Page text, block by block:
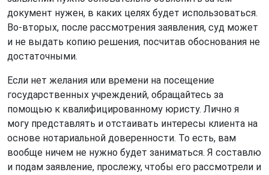
документ нужен, в каких целях будет использоваться.
Во-вторых, после рассмотрения заявления, суд может
и не выдать копию решения, посчитав обоснования не
достаточными.
Если нет желания или времени на посещение
государственных учреждений, обращайтесь за
помощью к квалифицированному юристу. Лично я
могу представлять и отстаивать интересы клиента на
основе нотариальной доверенности. То есть, вам
вообще ничем не нужно будет заниматься. Я составлю
и подам заявление, прослежу, чтобы его рассмотрели и